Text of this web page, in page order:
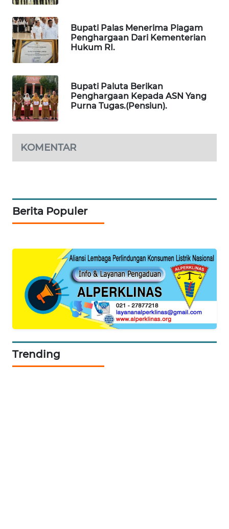
Bupati Palas Menerima Piagam
Penghargaan Dari Kementerian
Hukum RI.
Bupati Paluta Berikan
Penghargaan Kepada ASN Yang
Purna Tugas.(Pensiun).
KOMENTAR
Berita Populer
Trending
ID
PERAPKI
NEWS
ASA
NEWS